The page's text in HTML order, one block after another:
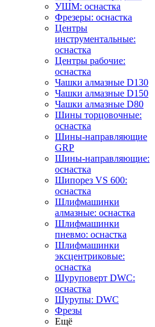
УШМ: оснастка
Фрезеры: оснастка
Центры
инструментальные:
оснастка
Центры рабочие:
оснастка
Чашки алмазные D130
Чашки алмазные D150
Чашки алмазные D80
Шины торцовочные:
оснастка
Шины-направляющие
GRP
Шины-направляющие:
оснастка
Шипорез VS 600:
оснастка
Шлифмашинки
алмазные: оснастка
Шлифмашинки
пневмо: оснастка
Шлифмашинки
эксцентриковые:
оснастка
Шуруповерт DWC:
оснастка
Шурупы: DWC
Фрезы
Ещё